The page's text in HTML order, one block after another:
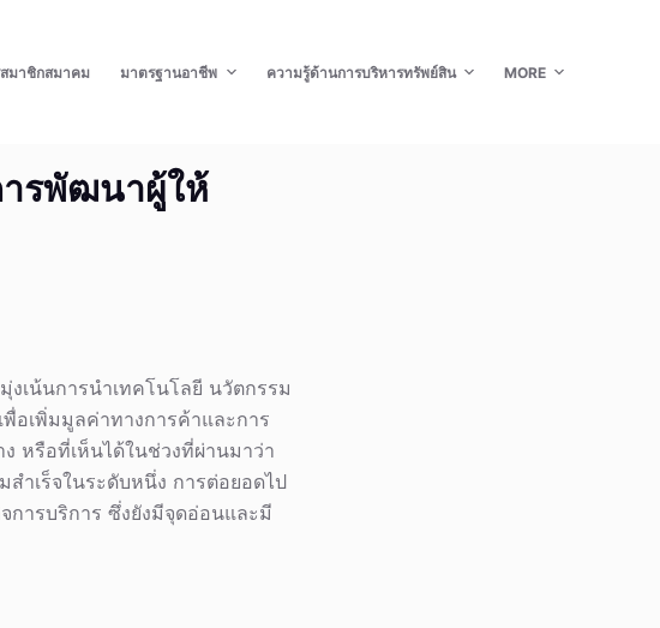
มาชิกสมาคม มาตรฐานอาชีพ ความรู้ด้านการบริหารทรัพย์สิน MORE
รพัฒนาผู้ให้
เน้นการนำเทคโนโลยี นวัตกรรม
อเพิ่มมูลค่าทางการค้าและการ
หรือที่เห็นได้ในช่วงที่ผ่านมาว่า
ำเร็จในระดับหนึ่ง การต่อยอดไป
การบริการ ซึ่งยังมีจุดอ่อนและมี